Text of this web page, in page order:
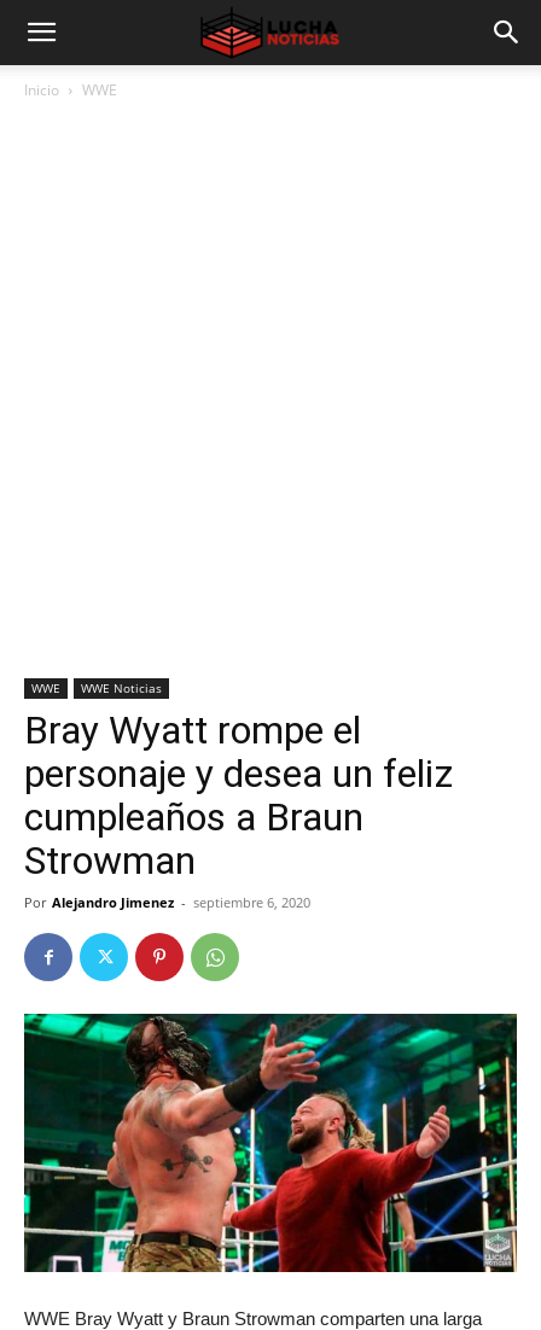
Inicio WWE
WWE WWE Noticias
Bray Wyatt rompe el
personaje y desea un feliz
cumpleaños a Braun
Strowman
Por Alejandro Jimenez - septiembre 6, 2020
WWE Bray Wyatt y Braun Strowman comparten una larga